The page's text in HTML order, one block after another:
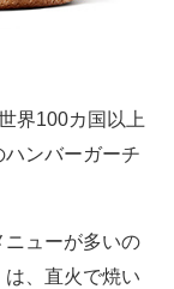
界100カ国以上
ンバーガーチ
ューが多いの
、直火で焼い